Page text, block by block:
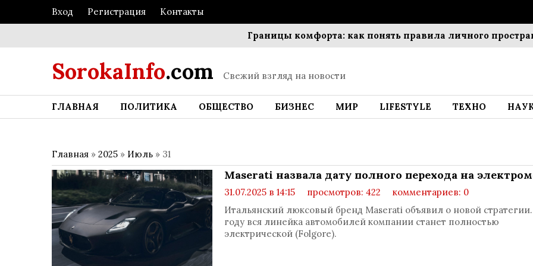
Вход Регистрация Контакты
Границы комфорта: как понять правила личного
SorokaInfo.com Свежий взгляд на новости
ГЛАВНАЯ ПОЛИТИКА ОБЩЕСТВО БИЗНЕС МИР LIFESTYLE ТЕХНО
Главная » 2025 » Июль » 31
Maserati назвала дату полного перехода на
31.07.2025 в 14:15 просмотров: 422
комментариев: 0
Итальянский люксовый бренд Maserati объявил о новой
году вся линейка автомобилей компании станет полностью
электрической (Folgore).